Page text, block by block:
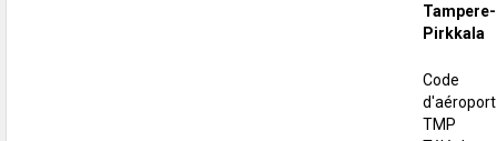
Tampere-
Pirkkala
Code
d'aéroport
TMP